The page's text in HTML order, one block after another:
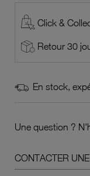
Click &
Retour 30
En stock,
Une question ?
CONTACTER